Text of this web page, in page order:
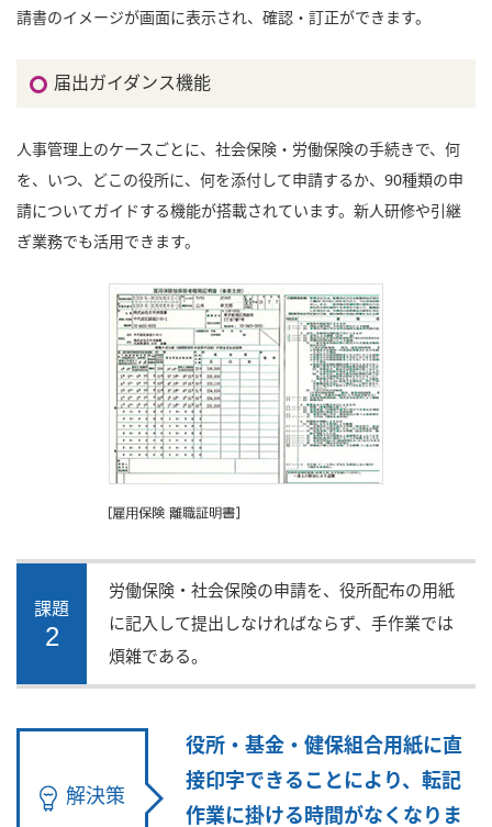
請書のイメージが画面に表示され、確認・訂正ができます。
届出ガイダンス機能
人事管理上のケースごとに、社会保険・労働保険の手続きで、何
を、いつ、どこの役所に、何を添付して申請するか、90種類の申
請についてガイドする機能が搭載されています。新人研修や引継
ぎ業務でも活用できます。
課題
2
労働保険・社会保険の申請を、役所配布の用紙
に記入して提出しなければならず、手作業では
煩雑である。
解決策
役所・基金・健保組合用紙に直
接印字できることにより、転記
作業に掛ける時間がなくなりま